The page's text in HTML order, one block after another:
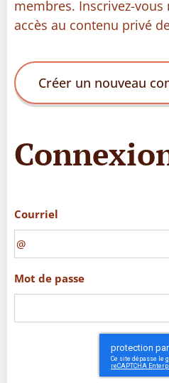
membres. Inscrivez-
accès au contenu privé
Créer un nouveau
Courriel
Mot de passe